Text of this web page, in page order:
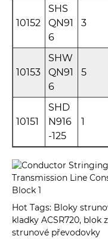
10152
SHS
QN91
6
3
10153
SHW
QN91
6
5
10151
SHD
N916
-125
1
Hot Tags: Bloky
kladky ACSR720, blok
strunové převodovky